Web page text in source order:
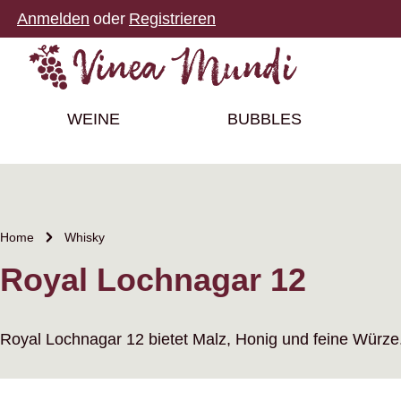
Hauptinhalt springen
Zur Suche springen
Zur Hauptnavigation springen
Anmelden oder Registrieren
WEINE BUBBLES
Home Whisky
Royal Lochnagar 12
Royal Lochnagar 12 bietet Malz, Honig und feine